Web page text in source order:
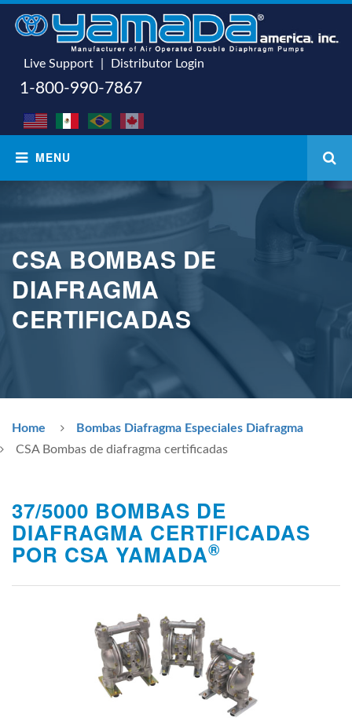
Live Support Distributor Login
1-800-990-7867
CSA BOMBAS DE
DIAFRAGMA
CERTIFICADAS
Home
Bombas Diafragma Especiales Diafragma
CSA Bombas de diafragma certificadas
37/5000 BOMBAS DE
DIAFRAGMA CERTIFICADAS
POR CSA YAMADA®